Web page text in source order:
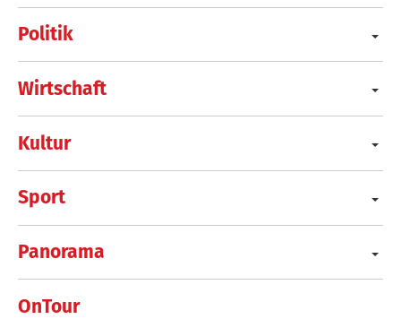
Politik
Wirtschaft
Kultur
Sport
Panorama
OnTour